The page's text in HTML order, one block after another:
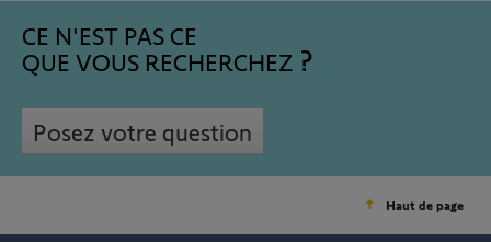
CE N'EST PAS CE
QUE VOUS RECHERCHEZ
Posez votre question
Haut de page